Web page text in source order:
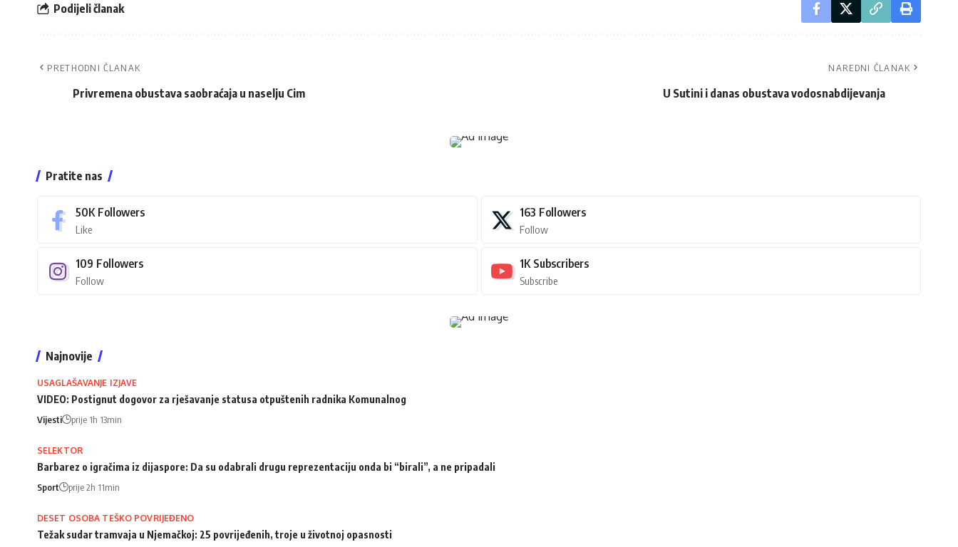
Podijeli članak
PRETHODNI ČLANAK
Privremena obustava saobraćaja u naselju Cim
NAREDNI ČLANAK
U Sutini i danas obustava vodosnabdijevanja
Pratite nas
50K Followers
Like
163 Followers
Follow
109 Followers
Follow
1K Subscribers
Subscribe
Najnovije
USAGLAŠAVANJE IZJAVE
VIDEO: Postignut dogovor za rješavanje statusa otpuštenih radnika Komunalnog
Vijesti prije 1h 13min
SELEKTOR
Barbarez o igračima iz dijaspore: Da su odabrali drugu reprezentaciju onda bi “birali”, a ne pripadali
Sport prije 2h 11min
DESET OSOBA TEŠKO POVRIJEĐENO
Težak sudar tramvaja u Njemačkoj: 25 povrijeđenih, troje u životnoj opasnosti